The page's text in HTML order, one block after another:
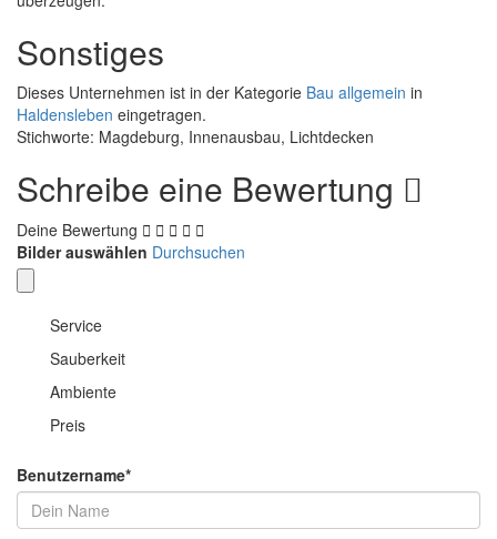
Sonstiges
Dieses Unternehmen ist in der Kategorie Bau allgemein in
Haldensleben eingetragen.
Stichworte: Magdeburg, Innenausbau, Lichtdecken
Schreibe eine Bewertung
Deine Bewertung
Bilder auswählen Durchsuchen
Service
Sauberkeit
Ambiente
Preis
Benutzername*